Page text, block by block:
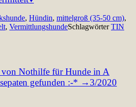
, Hündin, mittelgroß (35-50 cm),
, VermittlungshundeSchlagwörterTIN
Nothilfe für Hunde in A
gefunden :-* →3/2020